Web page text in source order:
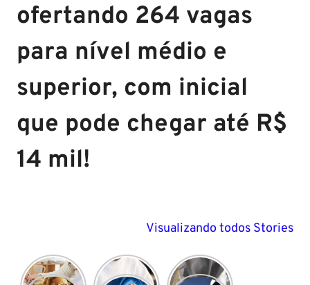
ofertando 264 vagas
para nível médio e
superior, com inicial
que pode chegar até R$
14 mil!
Visualizando todos Stories